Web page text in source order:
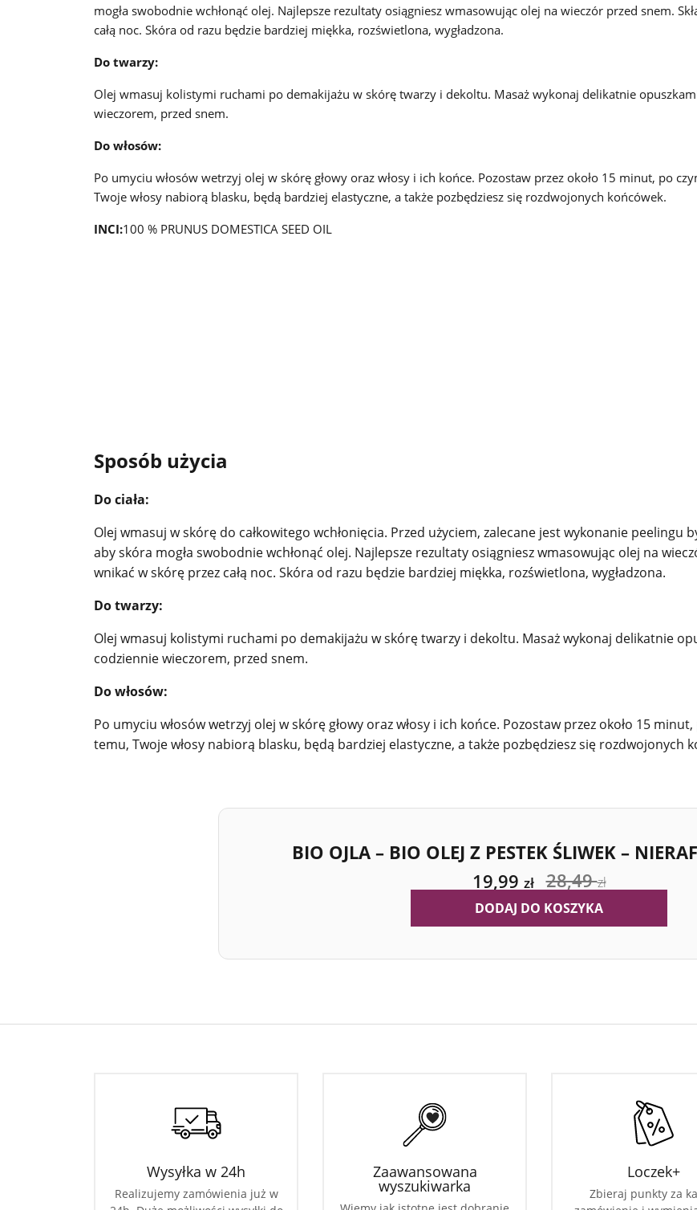
mogła swobodnie wchłonąć olej. Najlepsze rezultaty osiągniesz wmasowując olej na wieczór przed snem.
całą noc. Skóra od razu będzie bardziej miękka, rozświetlona, wygładzona.
Do twarzy:
Olej wmasuj kolistymi ruchami po demakijażu w skórę twarzy i dekoltu. Masaż wykonaj delikatnie
wieczorem, przed snem.
Do włosów:
Po umyciu włosów wetrzyj olej w skórę głowy oraz włosy i ich końce. Pozostaw przez około 15 minut, po
Twoje włosy nabiorą blasku, będą bardziej elastyczne, a także pozbędziesz się rozdwojonych końcówek.
INCI:100 % PRUNUS DOMESTICA SEED OIL
Sposób użycia
Do ciała:
Olej wmasuj w skórę do całkowitego wchłonięcia. Przed użyciem, zalecane jest wykonanie
aby skóra mogła swobodnie wchłonąć olej. Najlepsze rezultaty osiągniesz wmasowując olej na
wnikać w skórę przez całą noc. Skóra od razu będzie bardziej miękka, rozświetlona, wygładzona.
Do twarzy:
Olej wmasuj kolistymi ruchami po demakijażu w skórę twarzy i dekoltu. Masaż wykonaj delikatnie
codziennie wieczorem, przed snem.
Do włosów:
Po umyciu włosów wetrzyj olej w skórę głowy oraz włosy i ich końce. Pozostaw przez około 15
temu, Twoje włosy nabiorą blasku, będą bardziej elastyczne, a także pozbędziesz się rozdwojonych
BIO OJLA – BIO OLEJ Z PESTEK ŚLIWEK –
19,99 zł 28,49zł
DODAJ DO KOSZYKA
Wysyłka w 24h
Realizujemy zamówienia już w
Zaawansowana
wyszukiwarka
Loczek+
Zbieraj punkty za